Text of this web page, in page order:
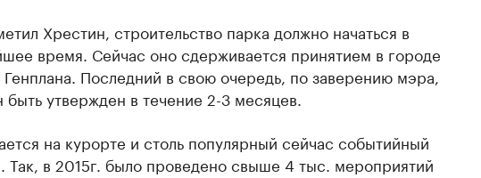
Хрестин, строительство парка должно начаться в
время. Сейчас оно сдерживается принятием в городе
Генплана. Последний в свою очередь, по заверению мэра,
быть утвержден в течение 2-3 месяцев.
на курорте и столь популярный сейчас событийный
Так, в 2015г. было проведено свыше 4 тыс. мероприятий